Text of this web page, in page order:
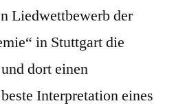
Liedwettbewerb der
in Stuttgart die
dort einen
Interpretation eines